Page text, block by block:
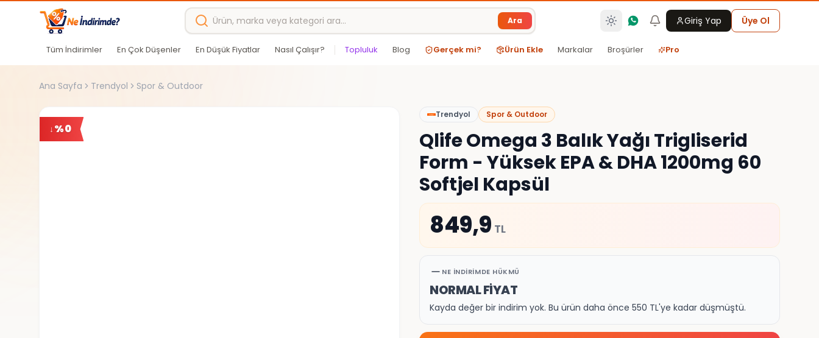
Ana içeriğe atla
Ara Giriş Yap Üye Ol
Tüm İndirimler En Çok Düşenler En Düşük Fiyatlar Nasıl Çalışır? Topluluk Blog Gerçek mi? Ürün Ekle Markalar Broşürler Pro
Ana Sayfa Trendyol Spor & Outdoor
%0
Trendyol Spor & Outdoor
Qlife Omega 3 Balık Yağı Trigliserid
Form - Yüksek EPA & DHA 1200mg 60
Softjel Kapsül
849,9 TL
NE İNDIRIMDE HÜKMÜ
NORMAL FİYAT
Kayda değer bir indirim yok. Bu ürün daha önce 550 TL'ye kadar düşmüştü.